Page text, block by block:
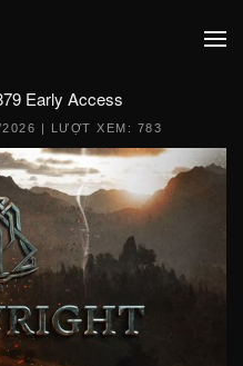
Early Access
| LƯỢT XEM: 783